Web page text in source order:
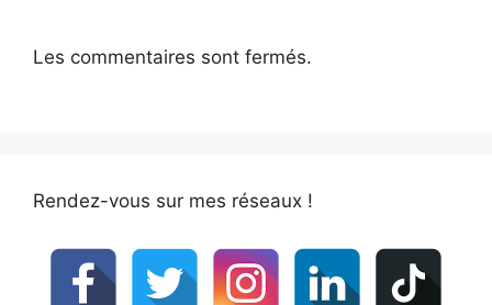
Les commentaires sont fermés.
Rendez-vous sur mes réseaux !